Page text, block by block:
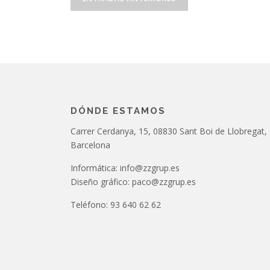
a
c
i
ó
n
d
DÓNDE ESTAMOS
Carrer Cerdanya, 15, 08830 Sant Boi de Llobregat,
Barcelona
Informática: info@zzgrup.es
Diseño gráfico: paco@zzgrup.es
Teléfono: 93 640 62 62